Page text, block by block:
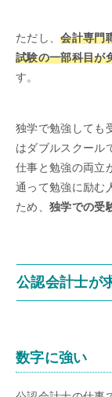
ただし、会計専門
試験の一部科目が
す。
独学で勉強しても
はダブルスクール
仕事と勉強の両立
通って勉強に励む
ため、独学での受
公認会計士が
数字に強い